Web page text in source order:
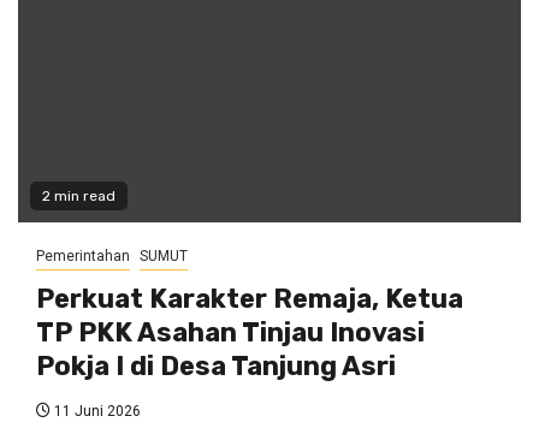
2 min read
Pemerintahan SUMUT
Perkuat Karakter Remaja, Ketua
TP PKK Asahan Tinjau Inovasi
Pokja I di Desa Tanjung Asri
11 Juni 2026